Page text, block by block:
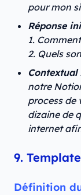
pour mon
Réponse
1.
2. Quels
notre
process de
dizaine de
internet
9.
Définition